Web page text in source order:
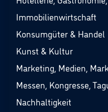
Immobilienwirtschaft
Konsumgüter & Handel
Kunst & Kultur
Marketing, Medien,
Messen, Kongresse,
Nachhaltigkeit